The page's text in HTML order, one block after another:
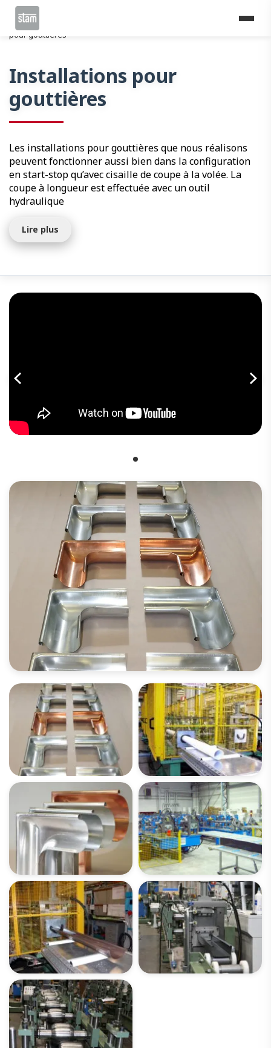
Home
Installations
pour gouttières
Installations pour
gouttières
Les installations pour gouttières que nous réalisons
peuvent fonctionner aussi bien dans la configuration
en start-stop qu’avec cisaille de coupe à la volée. La
coupe à longueur est effectuée avec un outil
hydraulique
Lire plus
OUVREZ LA GALERIE IMAGES